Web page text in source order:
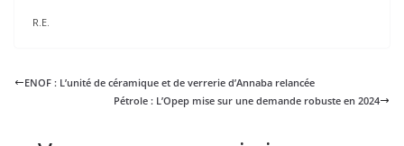
R.E.
ENOF : L’unité de céramique et de verrerie d’Annaba relancée
Pétrole : L’Opep mise sur une demande robuste en 2024